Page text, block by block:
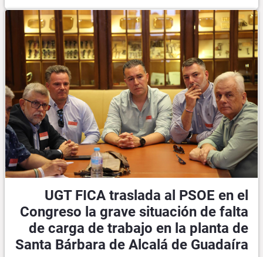
UGT FICA traslada al PSOE en el
Congreso la grave situación de falta
de carga de trabajo en la planta de
Santa Bárbara de Alcalá de Guadaíra